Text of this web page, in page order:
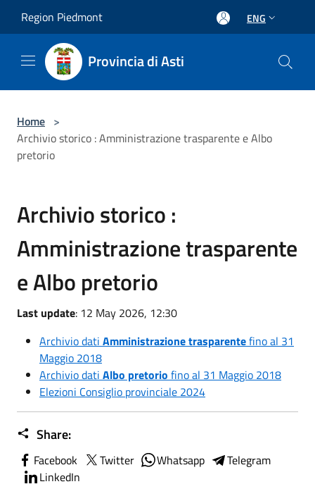
Region Piedmont ENG
Provincia di Asti
Home >
Archivio storico : Amministrazione trasparente e Albo
pretorio
Archivio storico :
Amministrazione trasparente
e Albo pretorio
Last update: 12 May 2026, 12:30
Archivio dati Amministrazione trasparentefino al 31
Maggio 2018
Archivio dati Albo pretorio fino al 31 Maggio 2018
Elezioni Consiglio provinciale 2024
Share:
Facebook Twitter Whatsapp
Telegram
LinkedIn